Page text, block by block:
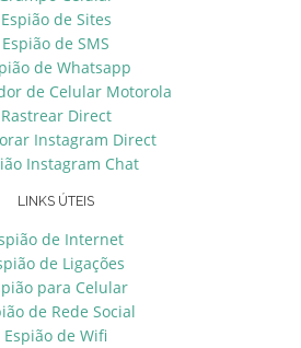
Espião de Sites
Espião de SMS
de Whatsapp
de Celular Motorola
Rastrear Direct
Instagram Direct
Instagram Chat
LINKS ÚTEIS
de Internet
de Ligações
para Celular
de Rede Social
Espião de Wifi